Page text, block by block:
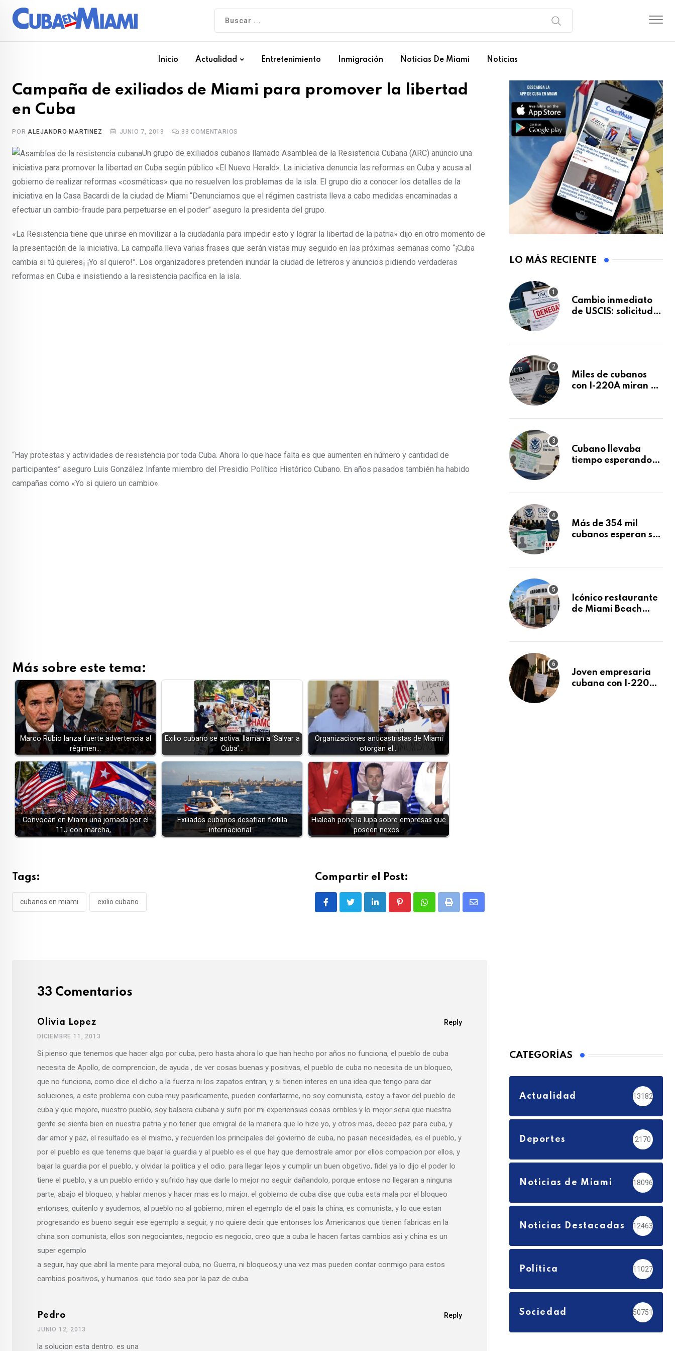
Inicio Actualidad Entretenimiento Inmigración Noticias De Miami Noticias
Campaña de exiliados de Miami para promover la libertad
en Cuba
PORALEJANDRO MARTINEZ JUNIO 7, 2013 33 COMENTARIOS
Un grupo de exiliados cubanos llamado Asamblea de la Resistencia Cubana (ARC) anuncio una
iniciativa para promover la libertad en Cuba según público «El Nuevo Herald». La iniciativa denuncia las reformas en Cuba y acusa al
gobierno de realizar reformas «cosméticas» que no resuelven los problemas de la isla. El grupo dio a conocer los detalles de la
iniciativa en la Casa Bacardi de la ciudad de Miami “Denunciamos que el régimen castrista lleva a cabo medidas encaminadas a
efectuar un cambio-fraude para perpetuarse en el poder” aseguro la presidenta del grupo.
«La Resistencia tiene que unirse en movilizar a la ciudadanía para impedir esto y lograr la libertad de la patria» dijo en otro momento de
la presentación de la iniciativa. La campaña lleva varias frases que serán vistas muy seguido en las próximas semanas como “¡Cuba
cambia si tú quieres¡ ¡Yo sí quiero!”. Los organizadores pretenden inundar la ciudad de letreros y anuncios pidiendo verdaderas
reformas en Cuba e insistiendo a la resistencia pacífica en la isla.
“Hay protestas y actividades de resistencia por toda Cuba. Ahora lo que hace falta es que aumenten en número y cantidad de
participantes” aseguro Luis González Infante miembro del Presidio Político Histórico Cubano. En años pasados también ha habido
campañas como «Yo si quiero un cambio».
Más sobre este tema:
Marco Rubio lanza fuerte advertencia al
régimen…
Exilio cubano se activa: llaman a ‘Salvar a
Cuba’…
Organizaciones anticastristas de Miami
otorgan el…
Convocan en Miami una jornada por el
11J con marcha,…
Exiliados cubanos desafían flotilla
internacional…
Hialeah pone la lupa sobre empresas que
poseen nexos…
Tags:
cubanos en miami exilio cubano
Compartir el Post:
LinkedIn PinterestWhatsappPrint
Share
33 Comentarios
Reply
Olivia Lopez
DICIEMBRE 11, 2013
Si pienso que tenemos que hacer algo por cuba, pero hasta ahora lo que han hecho por años no funciona, el pueblo de cuba
necesita de Apollo, de comprencion, de ayuda , de ver cosas buenas y positivas, el pueblo de cuba no necesita de un bloqueo,
que no funciona, como dice el dicho a la fuerza ni los zapatos entran, y si tienen interes en una idea que tengo para dar
soluciones, a este problema con cuba muy pasificamente, pueden contartarme, no soy comunista, estoy a favor del pueblo de
cuba y que mejore, nuestro pueblo, soy balsera cubana y sufri por mi experiensias cosas orribles y lo mejor seria que nuestra
gente se sienta bien en nuestra patria y no tener que emigral de la manera que lo hize yo, y otros mas, deceo paz para cuba, y
dar amor y paz, el resultado es el mismo, y recuerden los principales del govierno de cuba, no pasan necesidades, es el pueblo, y
por el pueblo es que tenems que bajar la guardia y al pueblo es el que hay que demostrale amor por ellos compacion por ellos, y
bajar la guardia por el pueblo, y olvidar la politica y el odio. para llegar lejos y cumplir un buen obgetivo, fidel ya lo dijo el poder lo
tiene el pueblo, y a un pueblo errido y sufrido hay que darle lo mejor no seguir dañandolo, porque entose no llegaran a ninguna
parte, abajo el bloqueo, y hablar menos y hacer mas es lo major. el gobierno de cuba dise que cuba esta mala por el bloqueo
entonses, quitenlo y ayudemos, al pueblo no al gobierno, miren el egemplo de el pais la china, es comunista, y lo que estan
progresando es bueno seguir ese egemplo a seguir, y no quiere decir que entonses los Americanos que tienen fabricas en la
china son comunista, ellos son negociantes, negocio es negocio, creo que a cuba le hacen fartas cambios asi y china es un
super egemplo
a seguir, hay que abril la mente para mejoral cuba, no Guerra, ni bloqueos,y una vez mas pueden contar conmigo para estos
cambios positivos, y humanos. que todo sea por la paz de cuba.
Reply
Pedro
JUNIO 12, 2013
la solucion esta dentro. es una
LO MÁS RECIENTE
Cambio inmediato
de USCIS: solicitudes
sin previo aviso
Miles de cubanos
con I-220A miran al
decidirse en una
Cubano llevaba
tiempo esperando
tras Writ of
Más de 354 mil
cubanos esperan su
acumula 1.5 millones
Icónico restaurante
de Miami Beach
después de 15 años
Joven empresaria
cubana con I-220A
CATEGORÍAS
Actualidad 13182
Deportes 2170
Noticias de Miami 18096
Noticias Destacadas 12463
Política 11027
Sociedad 50751